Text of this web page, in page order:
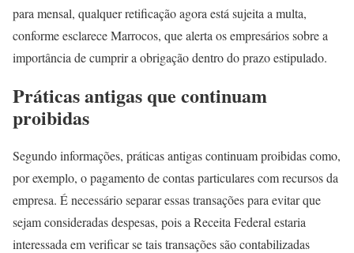
para mensal, qualquer retificação agora está sujeita a multa,
conforme esclarece Marrocos, que alerta os empresários sobre a
importância de cumprir a obrigação dentro do prazo estipulado.
Práticas antigas que continuam
proibidas
Segundo informações, práticas antigas continuam proibidas como,
por exemplo, o pagamento de contas particulares com recursos da
empresa. É necessário separar essas transações para evitar que
sejam consideradas despesas, pois a Receita Federal estaria
interessada em verificar se tais transações são contabilizadas